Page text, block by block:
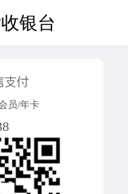
银台
员/年卡